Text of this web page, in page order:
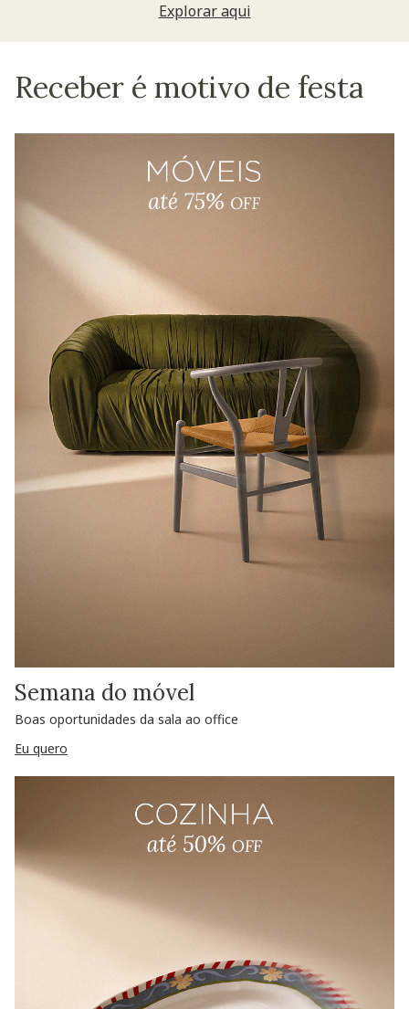
Explorar aqui
Receber é motivo de festa
Semana do móvel
Boas oportunidades da sala ao office
Eu quero